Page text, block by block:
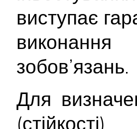
виступає
зобов’язань.
Для